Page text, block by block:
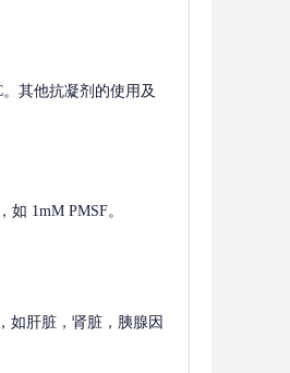
其他抗凝剂的使用及
1mM PMSF。
如肝脏，肾脏，胰腺因